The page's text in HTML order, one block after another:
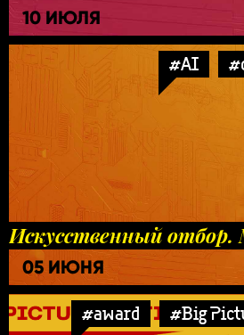
10 ИЮЛЯ
#AI
Искусственный отбор.
05 ИЮНЯ
#award #Big